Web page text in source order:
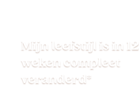
Mijn leefstijl is in 12
weken compleet
veranderd*